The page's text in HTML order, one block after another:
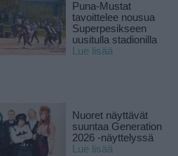
Puna-Mustat
tavoittelee nousua
Superpesikseen
uusitulla stadionilla
Lue lisää
Nuoret näyttävät
suuntaa Generation
2026 -näyttelyssä
Lue lisää